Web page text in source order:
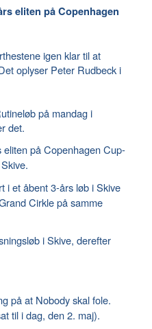
eliten på Copenhagen
igen klar til at
oplyser Peter Rudbeck i
på mandag i
det.
på Copenhagen Cup-
i et åbent 3-års løb i Skive
Cirkle på samme
i Skive, derefter
på at Nobody skal fole.
til i dag, den 2. maj).